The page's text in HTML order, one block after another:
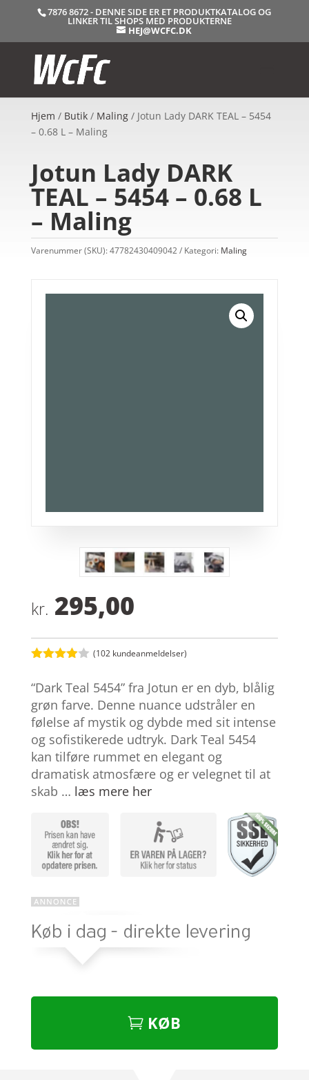
7876 8672 - DENNE SIDE ER ET PRODUKTKATALOG OG
LINKER TIL SHOPS MED PRODUKTERNE
HEJ@WCFC.DK
Hjem / Butik/ Maling/ Jotun Lady DARK TEAL – 5454
– 0.68 L – Maling
Jotun Lady DARK
TEAL – 5454 – 0.68 L
– Maling
Varenummer (SKU):47782430409042 Kategori: Maling
kr. 295,00
ud af 5
baseret
på
kundebed
ømmelse
r
(102 kundeanmeldelser)
“Dark Teal 5454” fra Jotun er en dyb, blålig
grøn farve. Denne nuance udstråler en
følelse af mystik og dybde med sit intense
og sofistikerede udtryk. Dark Teal 5454
kan tilføre rummet en elegant og
dramatisk atmosfære og er velegnet til at
skab … læs mere her
KØB